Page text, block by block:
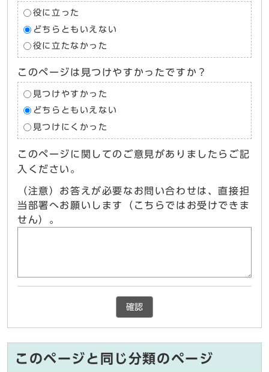
役に立った
どちらともいえない
役に立たなかった
このページは見つけやすかったですか？
見つけやすかった
どちらともいえない
見つけにくかった
このページに関してのご意見がありましたらご記
入ください。
（注意）お答えが必要なお問い合わせは、直接担
当部署へお願いします（こちらではお受けできま
せん）。
確認
このページと同じ分類のページ